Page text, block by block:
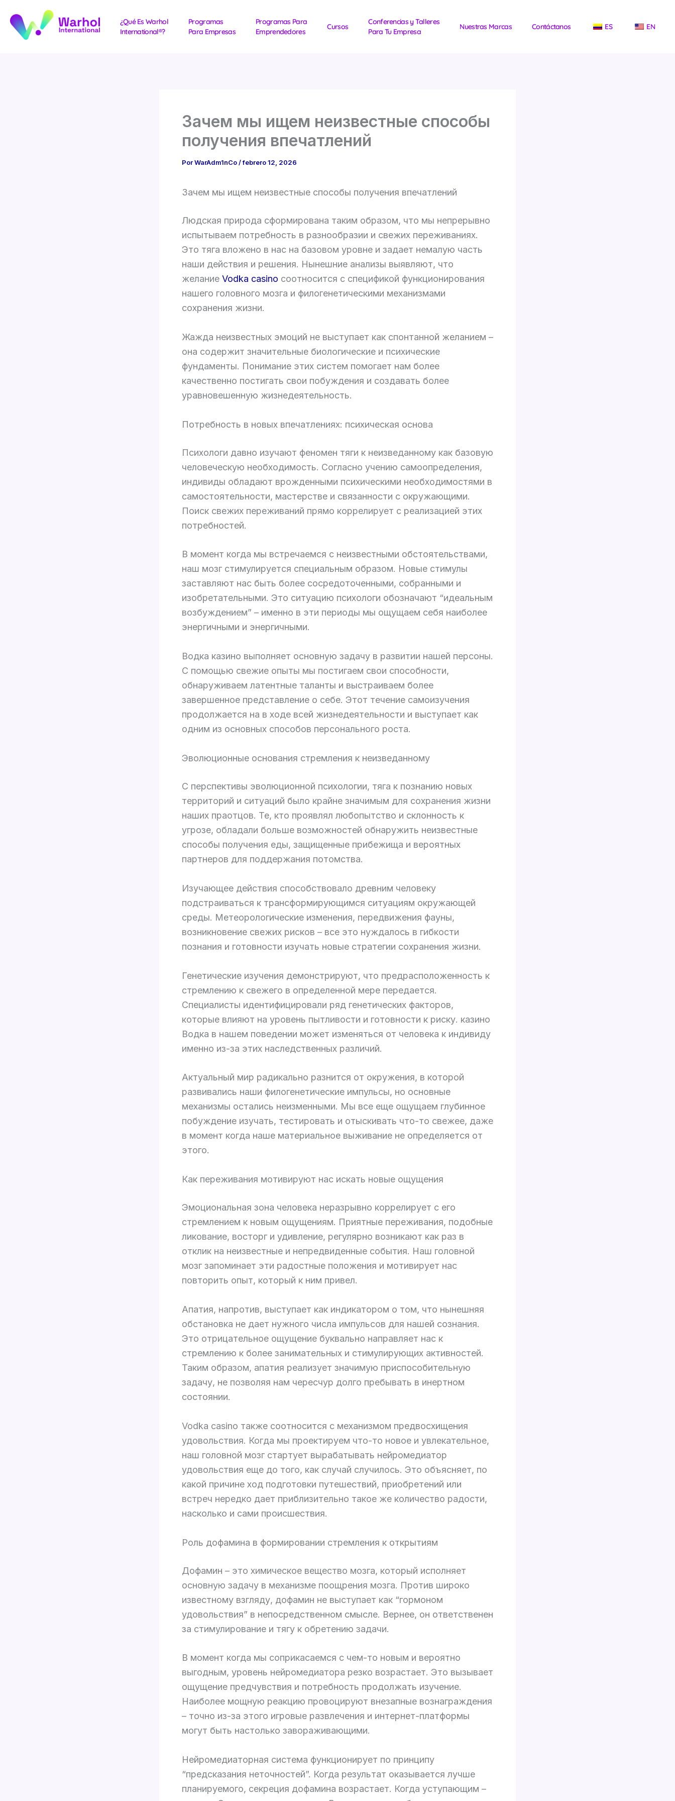
contenido
¿Qué Es Warhol
International®?
Programas
Para Empresas
Programas Para
Emprendedores
Cursos
Conferencias y Talleres
Para Tu Empresa
Nuestras Marcas Contáctanos ES EN
Зачем мы ищем неизвестные способы
получения впечатлений
PorWarAdm1nCo/febrero 12, 2026
Зачем мы ищем неизвестные способы получения впечатлений
Людская природа сформирована таким образом, что мы непрерывно
испытываем потребность в разнообразии и свежих переживаниях.
Это тяга вложено в нас на базовом уровне и задает немалую часть
наши действия и решения. Нынешние анализы выявляют, что
желание Vodka casino соотносится с спецификой функционирования
нашего головного мозга и филогенетическими механизмами
сохранения жизни.
Жажда неизвестных эмоций не выступает как спонтанной желанием –
она содержит значительные биологические и психические
фундаменты. Понимание этих систем помогает нам более
качественно постигать свои побуждения и создавать более
уравновешенную жизнедеятельность.
Потребность в новых впечатлениях: психическая основа
Психологи давно изучают феномен тяги к неизведанному как базовую
человеческую необходимость. Согласно учению самоопределения,
индивиды обладают врожденными психическими необходимостями в
самостоятельности, мастерстве и связанности с окружающими.
Поиск свежих переживаний прямо коррелирует с реализацией этих
потребностей.
В момент когда мы встречаемся с неизвестными обстоятельствами,
наш мозг стимулируется специальным образом. Новые стимулы
заставляют нас быть более сосредоточенными, собранными и
изобретательными. Это ситуацию психологи обозначают “идеальным
возбуждением” – именно в эти периоды мы ощущаем себя наиболее
энергичными и энергичными.
Водка казино выполняет основную задачу в развитии нашей персоны.
С помощью свежие опыты мы постигаем свои способности,
обнаруживаем латентные таланты и выстраиваем более
завершенное представление о себе. Этот течение самоизучения
продолжается на в ходе всей жизнедеятельности и выступает как
одним из основных способов персонального роста.
Эволюционные основания стремления к неизведанному
С перспективы эволюционной психологии, тяга к познанию новых
территорий и ситуаций было крайне значимым для сохранения жизни
наших праотцов. Те, кто проявлял любопытство и склонность к
угрозе, обладали больше возможностей обнаружить неизвестные
способы получения еды, защищенные прибежища и вероятных
партнеров для поддержания потомства.
Изучающее действия способствовало древним человеку
подстраиваться к трансформирующимся ситуациям окружающей
среды. Метеорологические изменения, передвижения фауны,
возникновение свежих рисков – все это нуждалось в гибкости
познания и готовности изучать новые стратегии сохранения жизни.
Генетические изучения демонстрируют, что предрасположенность к
стремлению к свежего в определенной мере передается.
Специалисты идентифицировали ряд генетических факторов,
которые влияют на уровень пытливости и готовности к риску. казино
Водка в нашем поведении может изменяться от человека к индивиду
именно из-за этих наследственных различий.
Актуальный мир радикально разнится от окружения, в которой
развивались наши филогенетические импульсы, но основные
механизмы остались неизменными. Мы все еще ощущаем глубинное
побуждение изучать, тестировать и отыскивать что-то свежее, даже
в момент когда наше материальное выживание не определяется от
этого.
Как переживания мотивируют нас искать новые ощущения
Эмоциональная зона человека неразрывно коррелирует с его
стремлением к новым ощущениям. Приятные переживания, подобные
ликование, восторг и удивление, регулярно возникают как раз в
отклик на неизвестные и непредвиденные события. Наш головной
мозг запоминает эти радостные положения и мотивирует нас
повторить опыт, который к ним привел.
Апатия, напротив, выступает как индикатором о том, что нынешняя
обстановка не дает нужного числа импульсов для нашей сознания.
Это отрицательное ощущение буквально направляет нас к
стремлению к более занимательных и стимулирующих активностей.
Таким образом, апатия реализует значимую приспособительную
задачу, не позволяя нам чересчур долго пребывать в инертном
состоянии.
Vodka casino также соотносится с механизмом предвосхищения
удовольствия. Когда мы проектируем что-то новое и увлекательное,
наш головной мозг стартует вырабатывать нейромедиатор
удовольствия еще до того, как случай случилось. Это объясняет, по
какой причине ход подготовки путешествий, приобретений или
встреч нередко дает приблизительно такое же количество радости,
насколько и сами происшествия.
Роль дофамина в формировании стремления к открытиям
Дофамин – это химическое вещество мозга, который исполняет
основную задачу в механизме поощрения мозга. Против широко
известному взгляду, дофамин не выступает как “гормоном
удовольствия” в непосредственном смысле. Вернее, он ответственен
за стимулирование и тягу к обретению задачи.
В момент когда мы соприкасаемся с чем-то новым и вероятно
выгодным, уровень нейромедиатора резко возрастает. Это вызывает
ощущение предчувствия и потребность продолжать изучение.
Наиболее мощную реакцию провоцируют внезапные вознаграждения
– точно из-за этого игровые развлечения и интернет-платформы
могут быть настолько завораживающими.
Нейромедиаторная система функционирует по принципу
“предсказания неточностей”. Когда результат оказывается лучше
планируемого, секреция дофамина возрастает. Когда уступающим –